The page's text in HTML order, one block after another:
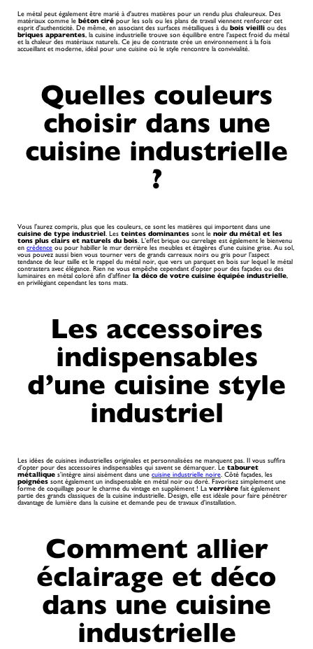
Le métal peut également être marié à d'autres matières pour un rendu plus chaleureux. Des
matériaux comme le béton ciré pour les sols ou les plans de travail viennent renforcer cet
esprit d'authenticité. De même, en associant des surfaces métalliques à du bois vieilli ou des
briques apparentes , la cuisine industrielle trouve son équilibre entre l’aspect froid du métal
et la chaleur des matériaux naturels. Ce jeu de contraste crée un environnement à la fois
accueillant et moderne, idéal pour une cuisine où le style rencontre la convivialité.
Quelles couleurs
choisir dans une
cuisine industrielle
?
Vous l'aurez compris, plus que les couleurs, ce sont les matières qui importent dans une
cuisine de type industriel . Les teintes dominantes sont le noir du métal et les
tons plus clairs et naturels du bois . L’effet brique ou carrelage est également le bienvenu
en crédence ou pour habiller le mur derrière les meubles et étagères d’une cuisine grise. Au sol,
vous pouvez aussi bien vous tourner vers de grands carreaux noirs ou gris pour l’aspect
tendance de leur taille et le rappel du métal noir, que vers un parquet en bois sur lequel le métal
contrastera avec élégance. Rien ne vous empêche cependant d’opter pour des façades ou des
luminaires en métal coloré afin d’affiner la déco de votre cuisine équipée industrielle
en privilégiant cependant les tons mats.
Les accessoires
indispensables
d’une cuisine style
industriel
Les idées de cuisines industrielles originales et personnalisées ne manquent pas. Il vous suffira
d’opter pour des accessoires indispensables qui savent se démarquer. Le tabouret
métallique s’intègre ainsi aisément dans une cuisine industrielle noire . Côté façades, les
poignées sont également un indispensable en métal noir ou doré. Favorisez simplement une
forme de coquillage pour le charme du vintage en supplément ! La verrière fait également
partie des grands classiques de la cuisine industrielle. Design, elle est idéale pour faire pénétrer
davantage de lumière dans la cuisine et demande peu de travaux d’installation.
Comment allier
éclairage et déco
dans une cuisine
industrielle